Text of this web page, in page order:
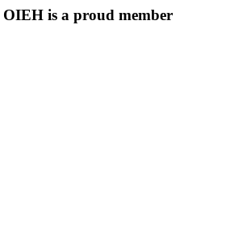
OIEH is a proud member